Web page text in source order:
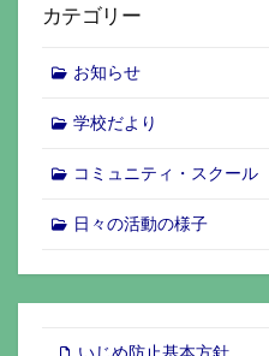
カテゴリー
お知らせ
学校だより
コミュニティ・スクール
日々の活動の様子